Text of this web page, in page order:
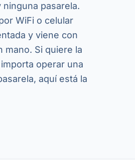
pasarela.
WiFi o celular
y viene con
mano. Si quiere la
operar una
aquí está la